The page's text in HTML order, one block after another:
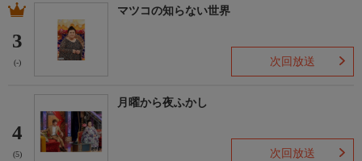
3
(-)
マツコの知らない世界
次回放送
4
(5)
月曜から夜ふかし
次回放送